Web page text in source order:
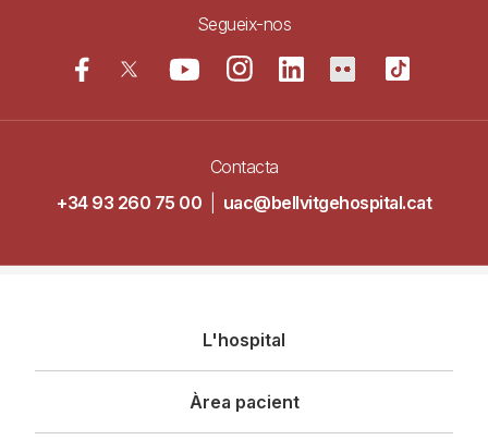
Segueix-nos
Contacta
+34 93 260 75 00
uac@bellvitgehospital.cat
principal
L'hospital
Àrea pacient